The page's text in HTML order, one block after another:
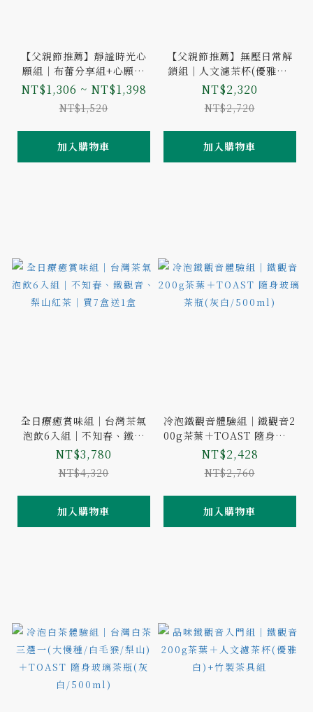
【父親節推薦】靜謐時光心
願組｜布蕾分享組+心願禮
盒-單罐茶葉(風味二選一/附
提袋)
NT$1,306 ~ NT$1,398
NT$1,520
加入購物車
【父親節推薦】無壓日常解
鎖組｜人文濾茶杯(優雅白)
+單包袋茶茶包50入(口味二
選一)
NT$2,320
NT$2,720
加入購物車
全日療癒賞味組｜台灣茶氣
泡飲6入組｜不知春、鐵觀
音、梨山紅茶｜買7盒送1盒
NT$3,780
NT$4,320
加入購物車
冷泡鐵觀音體驗組｜鐵觀音2
00g茶葉＋TOAST 隨身玻璃
茶瓶(灰白/500ml)
NT$2,428
NT$2,760
加入購物車